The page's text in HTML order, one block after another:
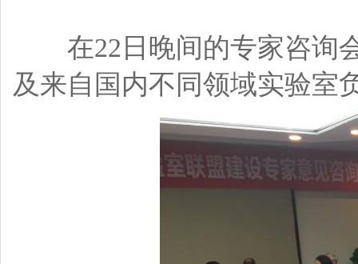
在22日晚间的专家咨询会
及来自国内不同领域实验室